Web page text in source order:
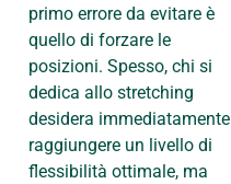
primo errore da evitare è
quello di forzare le
posizioni. Spesso, chi si
dedica allo stretching
desidera immediatamente
raggiungere un livello di
flessibilità ottimale, ma